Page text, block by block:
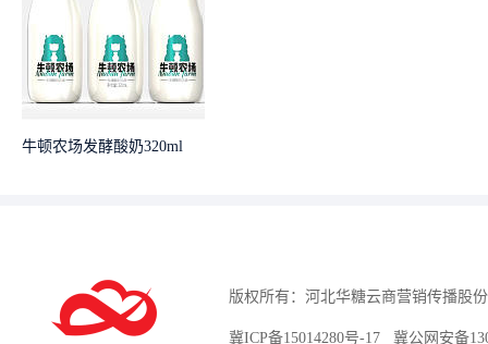
牛顿农场发酵酸奶320ml
版权所有：河北华糖云商营销传播股
冀ICP备15014280号-17 冀公网安备